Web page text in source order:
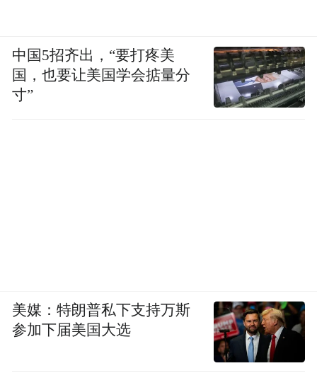
中国5招齐出，“要打疼美
国，也要让美国学会掂量分
寸”
美媒：特朗普私下支持万斯
参加下届美国大选